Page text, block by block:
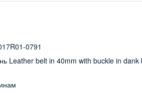
0791
Leather belt in 40mm with buckle in dank